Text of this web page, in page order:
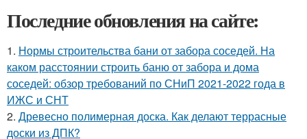
Последние обновления на сайте:
1. Нормы строительства бани от забора соседей. На
каком расстоянии строить баню от забора и дома
соседей: обзор требований по СНиП 2021-2022 года в
ИЖС и СНТ
2. Древесно полимерная доска. Как делают террасные
доски из ДПК?